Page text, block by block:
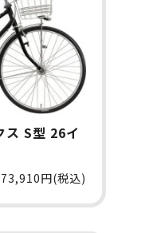
ス S型 26イ
73,910円(税込)